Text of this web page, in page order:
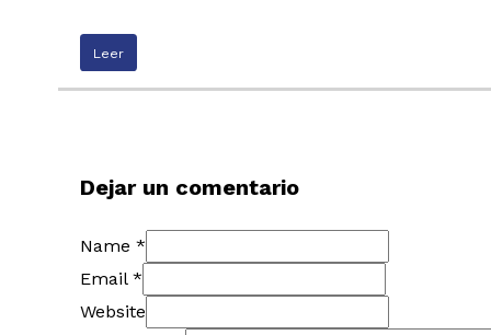
Leer
Dejar un comentario
Name *
Email *
Website